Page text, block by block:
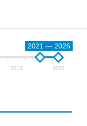
2021 — 2026
2015 2026